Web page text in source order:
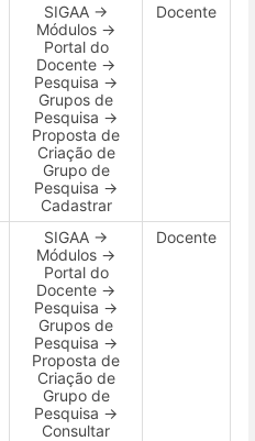
SIGAA →
Módulos →
Portal do
Docente →
Pesquisa →
Grupos de
Pesquisa →
Proposta de
Criação de
Grupo de
Pesquisa →
Cadastrar
Docente
SIGAA →
Módulos →
Portal do
Docente →
Pesquisa →
Grupos de
Pesquisa →
Proposta de
Criação de
Grupo de
Pesquisa →
Consultar
Docente